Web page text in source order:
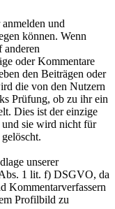
und
können. Wenn
anderen
oder Kommentare
den Beiträgen oder
die von den Nutzern
Prüfung, ob zu ihr ein
Dies ist der einzige
sie wird nicht für
unserer
1 lit. f) DSGVO, da
Kommentarverfassern
Profilbild zu